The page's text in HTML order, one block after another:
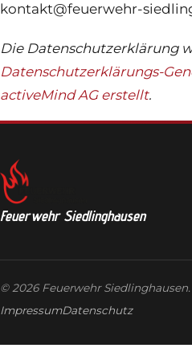
kontakt@feuerwehr-
Die Datenschutzerklärung
Datenschutzerklärungs-
activeMind AG erstellt.
Feuerwehr Siedlinghausen
© 2026 Feuerwehr
ImpressumDatenschutz